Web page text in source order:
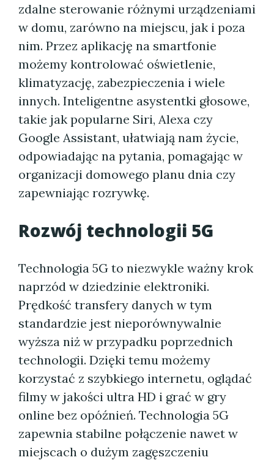
zdalne sterowanie różnymi urządzeniami
w domu, zarówno na miejscu, jak i poza
nim. Przez aplikację na smartfonie
możemy kontrolować oświetlenie,
klimatyzację, zabezpieczenia i wiele
innych. Inteligentne asystentki głosowe,
takie jak popularne Siri, Alexa czy
Google Assistant, ułatwiają nam życie,
odpowiadając na pytania, pomagając w
organizacji domowego planu dnia czy
zapewniając rozrywkę.
Rozwój technologii 5G
Technologia 5G to niezwykle ważny krok
naprzód w dziedzinie elektroniki.
Prędkość transfery danych w tym
standardzie jest nieporównywalnie
wyższa niż w przypadku poprzednich
technologii. Dzięki temu możemy
korzystać z szybkiego internetu, oglądać
filmy w jakości ultra HD i grać w gry
online bez opóźnień. Technologia 5G
zapewnia stabilne połączenie nawet w
miejscach o dużym zagęszczeniu